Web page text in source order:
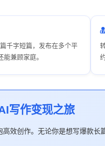
千字短篇，发布在多个平
兼顾家庭。
写作变现之旅
效创作。无论你是想写爆款长